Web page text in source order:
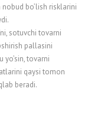
bo’lish risklarini
sotuvchi tovarni
pallasini
tovarni
qaysi tomon
beradi.